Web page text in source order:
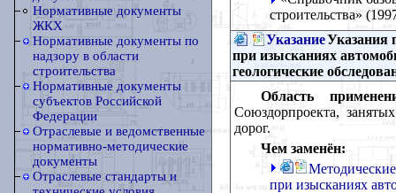
Нормативные документы
ЖКХ
Нормативные документы по
надзору в области
строительства
Нормативные документы
субъектов Российской
Федерации
Отраслевые и ведомственные
нормативно-методические
документы
Отраслевые стандарты и
строительства»
УказаниеУказания
при изысканиях
геологические
Область
Союздорпроекта,
дорог.
Чем заменён:
при изысканиях